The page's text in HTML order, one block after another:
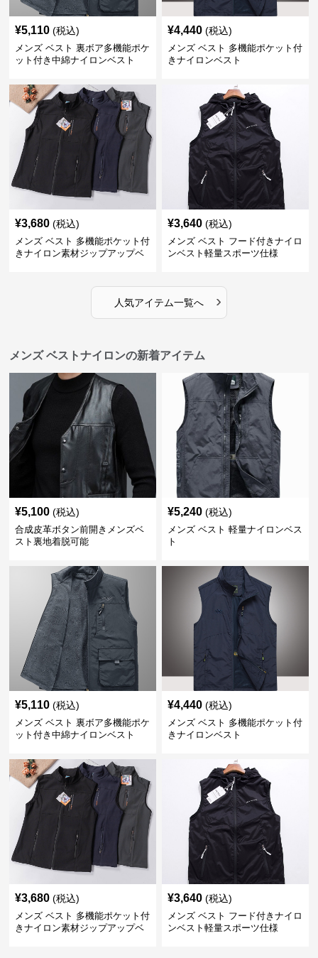
¥5,110 (税込)
メンズ ベスト 裏ボア多機能ポケ
ット付き中綿ナイロンベスト
¥4,440 (税込)
メンズ ベスト 多機能ポケット付
きナイロンベスト
¥3,680 (税込)
メンズ ベスト 多機能ポケット付
きナイロン素材ジップアップベ
¥3,640 (税込)
メンズ ベスト フード付きナイロ
ンベスト軽量スポーツ仕様
人気アイテム一覧へ ›
メンズ ベストナイロンの新着アイテム
¥5,100 (税込)
合成皮革ボタン前開きメンズベ
スト裏地着脱可能
¥5,240 (税込)
メンズ ベスト 軽量ナイロンベス
ト
¥5,110 (税込)
メンズ ベスト 裏ボア多機能ポケ
ット付き中綿ナイロンベスト
¥4,440 (税込)
メンズ ベスト 多機能ポケット付
きナイロンベスト
¥3,680 (税込)
メンズ ベスト 多機能ポケット付
きナイロン素材ジップアップベ
¥3,640 (税込)
メンズ ベスト フード付きナイロ
ンベスト軽量スポーツ仕様